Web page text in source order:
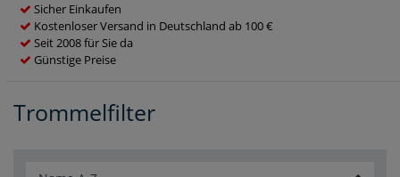
Sicher Einkaufen
Kostenloser Versand in Deutschland ab 100 €
Seit 2008 für Sie da
Günstige Preise
Trommelfilter